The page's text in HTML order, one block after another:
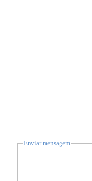
Enviar mensagem